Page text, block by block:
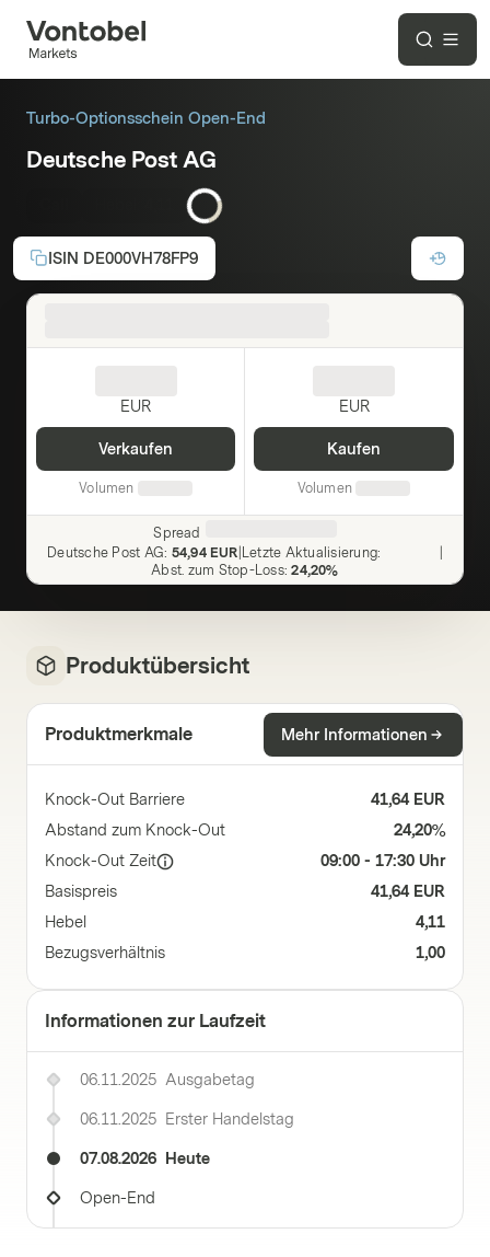
Turbo-Optionsschein Open-End
Deutsche Post AG
ISIN DE000VH78FP9
EUR
Verkaufen
Volumen
EUR
Kaufen
Volumen
Spread
Deutsche Post AG: 54,94 EUR Letzte Aktualisierung:
Abst. zum Stop-Loss: 24,20%
Produktübersicht
Produktmerkmale Mehr Informationen
Knock-Out Barriere
41,64 EUR
Abstand zum Knock-Out
24,20%
Knock-Out Zeit
09:00 - 17:30 Uhr
Basispreis
41,64 EUR
Hebel
4,11
Bezugsverhältnis
1,00
Informationen zur Laufzeit
06.11.2025 Ausgabetag
06.11.2025 Erster Handelstag
07.08.2026 Heute
Open-End